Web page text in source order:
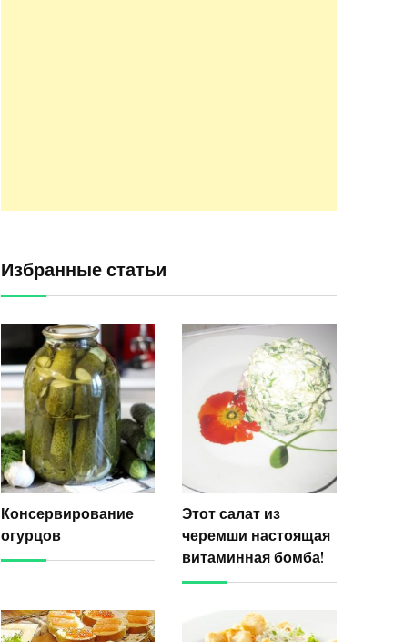
Избранные статьи
Консервирование
огурцов
Этот салат из
черемши настоящая
витаминная бомба!